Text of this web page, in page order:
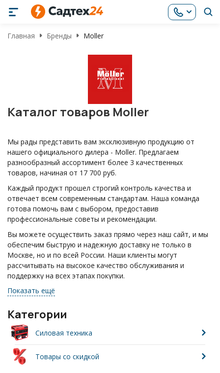
Главная Бренды Moller
Каталог товаров Moller
Мы рады представить вам эксклюзивную продукцию от
нашего официального дилера - Moller. Предлагаем
разнообразный ассортимент более 3 качественных
товаров, начиная от 17 700 руб.
Каждый продукт прошел строгий контроль качества и
отвечает всем современным стандартам. Наша команда
готова помочь вам с выбором, предоставив
профессиональные советы и рекомендации.
Вы можете осуществить заказ прямо через наш сайт, и мы
обеспечим быструю и надежную доставку не только в
Москве, но и по всей России. Наши клиенты могут
рассчитывать на высокое качество обслуживания и
поддержку на всех этапах покупки.
Если у вас возникли вопросы, не стесняйтесь звонить по
и ответить на любые ваши запросы.
Показать ещё
Категории
Силовая техника
Товары со скидкой